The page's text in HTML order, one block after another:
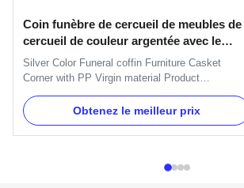
Coin funèbre de cercueil de meubles de
cercueil de couleur argentée avec le
matériel de Vierge de pp
Silver Color Funeral coffin Furniture Casket
Corner with PP Virgin material Product
Description: One set include 4pcs big casket
carners, 8 pcs small casket corners, 2pcs 80'
long steel bars (203cm) and 2pcs 26' short steel
bars (66cm). Item Name TX-Model 3# Material
Obtenez le meilleur prix